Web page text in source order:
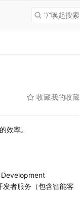
“/”唤起搜索
收藏我的收藏
效率。
Development
者服务（包含智能客